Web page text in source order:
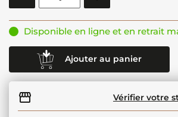
Disponible en ligne et en retrait
Ajouter au panier
Vérifier votre